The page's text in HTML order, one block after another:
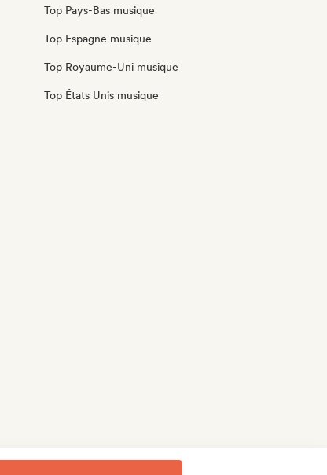
Top Pays-Bas musique
Top Espagne musique
Top Royaume-Uni musique
Top États Unis musique